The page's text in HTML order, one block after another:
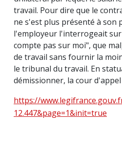
travail. Pour dire que le
ne s'est plus présenté à son
l'employeur l'interrogeait
compte pas sur moi", que
de travail sans fournir la
le tribunal du travail. En
démissionner, la cour
https://
12.447&page=1&init=true